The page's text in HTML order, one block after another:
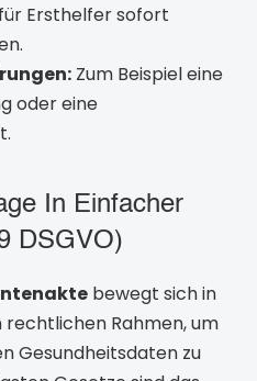
Ersthelfer sofort
Zum Beispiel eine
oder eine
In Einfacher
DSGVO)
bewegt sich in
Rahmen, um
Gesundheitsdaten zu